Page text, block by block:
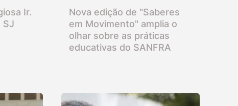
Ir.
SJ
Nova edição de "Saberes
em Movimento" amplia o
olhar sobre as práticas
educativas do SANFRA